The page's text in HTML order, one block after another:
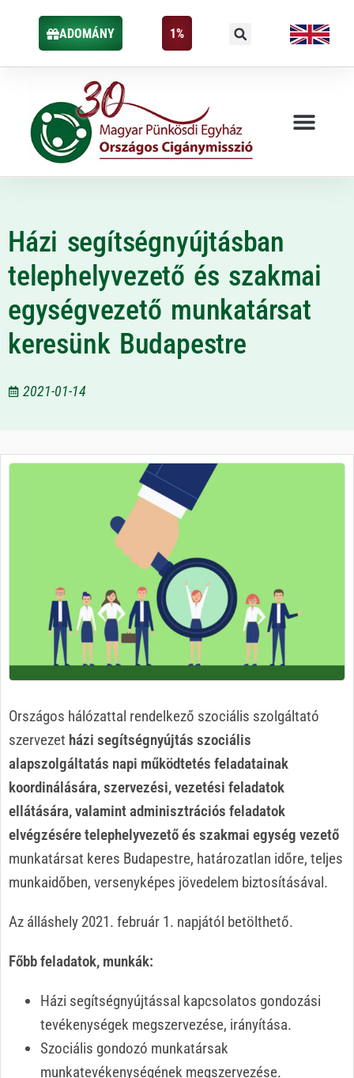
ADOMÁNY 1%
Házi segítségnyújtásban
telephelyvezető és szakmai
egységvezető munkatársat
keresünk Budapestre
2021-01-14
Országos hálózattal rendelkező szociális szolgáltató
szervezet házi segítségnyújtás szociális
alapszolgáltatás napi működtetés feladatainak
koordinálására, szervezési, vezetési feladatok
ellátására, valamint adminisztrációs feladatok
elvégzésére telephelyvezető és szakmai egység vezető
munkatársat keres Budapestre, határozatlan időre, teljes
munkaidőben, versenyképes jövedelem biztosításával.
Az álláshely 2021. február 1. napjától betölthető.
Főbb feladatok, munkák:
Házi segítségnyújtással kapcsolatos gondozási
tevékenységek megszervezése, irányítása.
Szociális gondozó munkatársak
munkatevékenységének megszervezése.